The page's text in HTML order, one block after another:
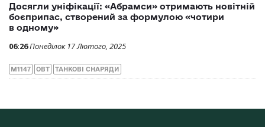
Досягли уніфікації: «Абрамси» отримають новітній
боєприпас, створений за формулою «чотири
в одному»
06:26Понеділок 17 Лютого, 2025
M1147 ОВТ ТАНКОВІ СНАРЯДИ